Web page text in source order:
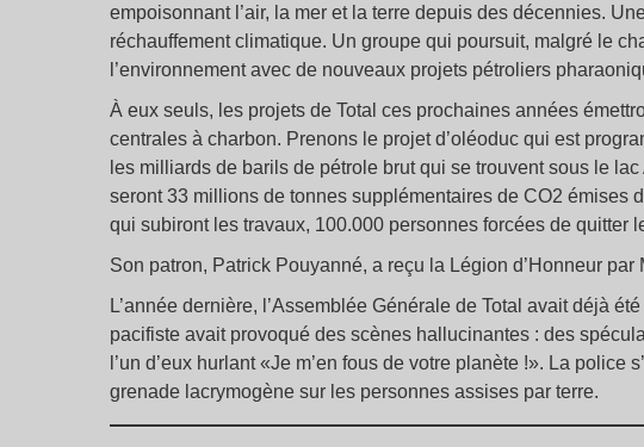
empoisonnant l’air, la mer et la terre depuis des décennies.
réchauffement climatique. Un groupe qui poursuit, malgré le
l’environnement avec de nouveaux projets pétroliers
À eux seuls, les projets de Total ces prochaines années
centrales à charbon. Prenons le projet d’oléoduc qui est
les milliards de barils de pétrole brut qui se trouvent sous le
seront 33 millions de tonnes supplémentaires de CO2 émises
qui subiront les travaux, 100.000 personnes forcées de quitter
Son patron, Patrick Pouyanné, a reçu la Légion d’Honneur par
L’année dernière, l’Assemblée Générale de Total avait déjà
pacifiste avait provoqué des scènes hallucinantes : des
l’un d’eux hurlant «Je m’en fous de votre planète !». La police
grenade lacrymogène sur les personnes assises par terre.